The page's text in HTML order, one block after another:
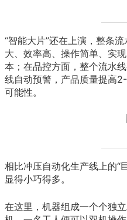
“智能大片”还在上演，整条
大、效率高、操作简单、实
本；在品控方面，整个流水
线自动预警，产品质量提高
可能性。
相比冲压自动化生产线上的“
显得小巧得多。
在这里，机器组成一个个独